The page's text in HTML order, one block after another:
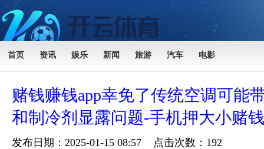
首页 资讯 娱乐 新闻 旅游 汽车 电影
赌钱赚钱app幸免了传统空调可能
和制冷剂显露问题-手机押大小赌
发布日期：2025-01-15 08:57 点击次数：192